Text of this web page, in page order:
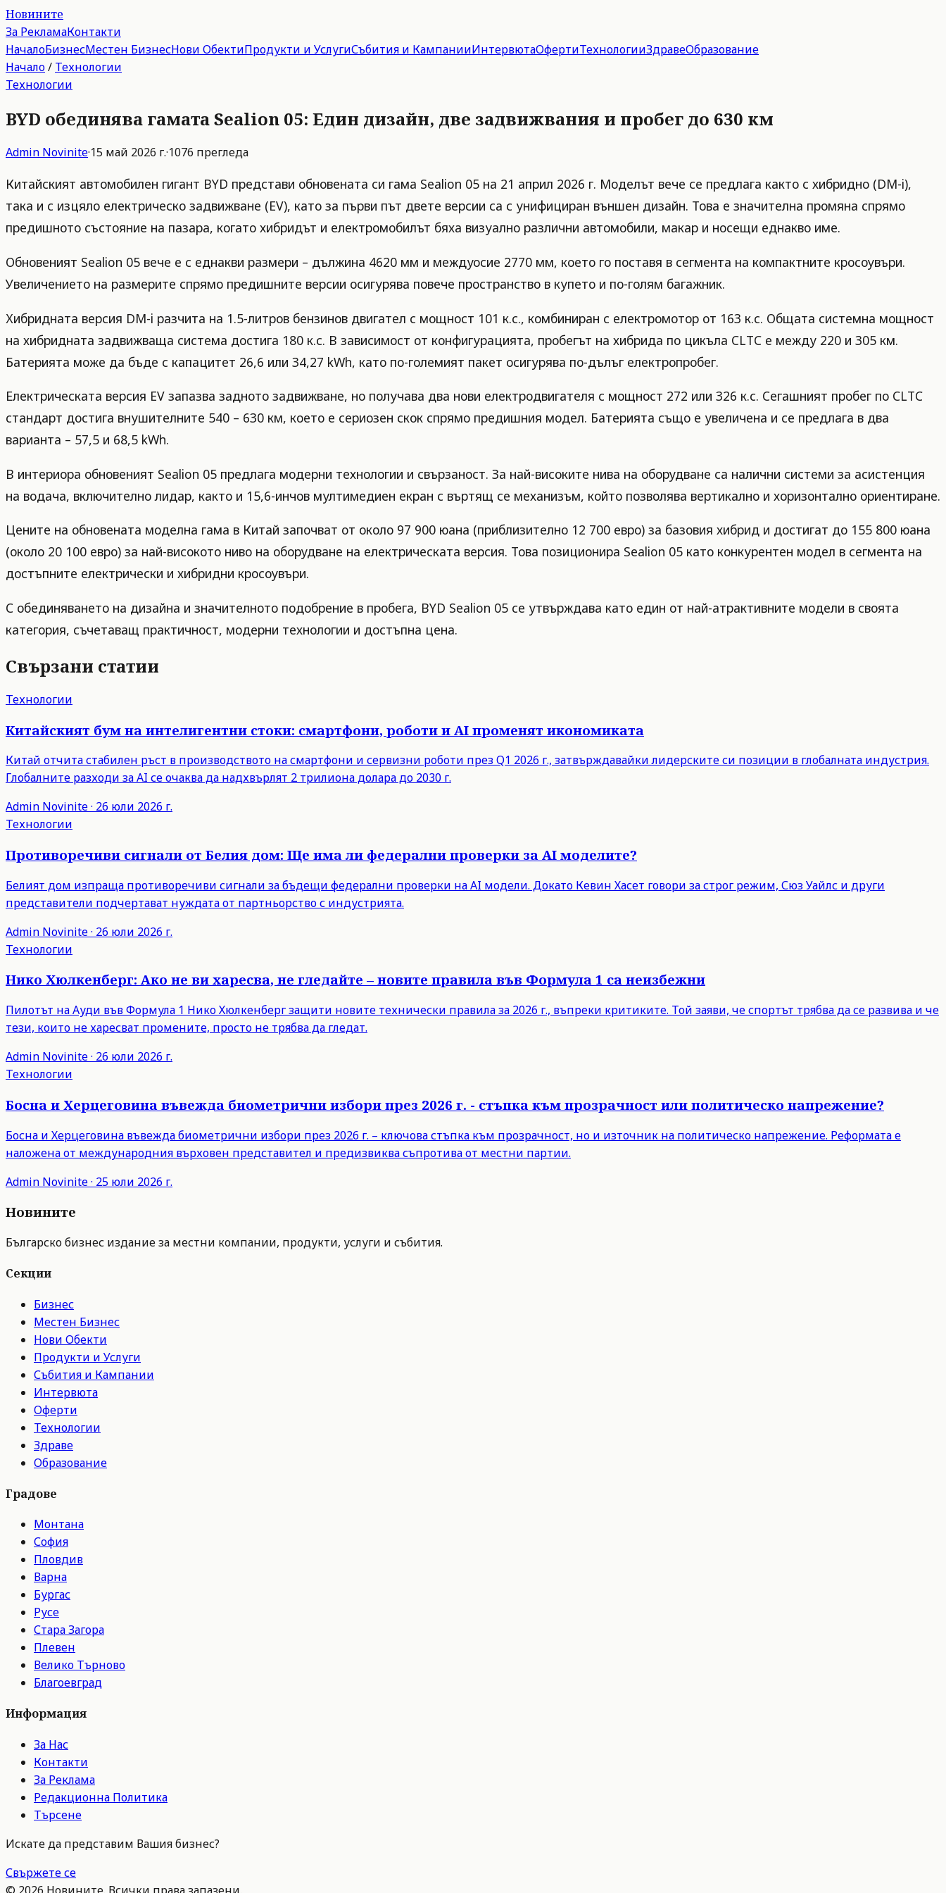
Новините
За РекламаКонтакти
НачалоБизнесМестен БизнесНови ОбектиПродукти и УслугиСъбития и КампанииИнтервютаОфертиТехнологииЗдравеОбразование
Начало/ Технологии
Технологии
BYD обединява гамата Sealion 05: Един дизайн, две задвижвания и пробег до 630 км
Admin Novinite·15 май 2026 г.·1076 прегледа
Китайският автомобилен гигант BYD представи обновената си гама Sealion 05 на 21 април 2026 г. Моделът вече се предлага както с хибридно (DM-i),
така и с изцяло електрическо задвижване (EV), като за първи път двете версии са с унифициран външен дизайн. Това е значителна промяна спрямо
предишното състояние на пазара, когато хибридът и електромобилът бяха визуално различни автомобили, макар и носещи еднакво име.
Обновеният Sealion 05 вече е с еднакви размери – дължина 4620 мм и междуосие 2770 мм, което го поставя в сегмента на компактните кросоувъри.
Увеличението на размерите спрямо предишните версии осигурява повече пространство в купето и по-голям багажник.
Хибридната версия DM-i разчита на 1.5-литров бензинов двигател с мощност 101 к.с., комбиниран с електромотор от 163 к.с. Общата системна мощност
на хибридната задвижваща система достига 180 к.с. В зависимост от конфигурацията, пробегът на хибрида по цикъла CLTC е между 220 и 305 км.
Батерията може да бъде с капацитет 26,6 или 34,27 kWh, като по-големият пакет осигурява по-дълъг електропробег.
Електрическата версия EV запазва задното задвижване, но получава два нови електродвигателя с мощност 272 или 326 к.с. Сегашният пробег по CLTC
стандарт достига внушителните 540 – 630 км, което е сериозен скок спрямо предишния модел. Батерията също е увеличена и се предлага в два
варианта – 57,5 и 68,5 kWh.
В интериора обновеният Sealion 05 предлага модерни технологии и свързаност. За най-високите нива на оборудване са налични системи за асистенция
на водача, включително лидар, както и 15,6-инчов мултимедиен екран с въртящ се механизъм, който позволява вертикално и хоризонтално ориентиране.
Цените на обновената моделна гама в Китай започват от около 97 900 юана (приблизително 12 700 евро) за базовия хибрид и достигат до 155 800 юана
(около 20 100 евро) за най-високото ниво на оборудване на електрическата версия. Това позиционира Sealion 05 като конкурентен модел в сегмента на
достъпните електрически и хибридни кросоувъри.
С обединяването на дизайна и значителното подобрение в пробега, BYD Sealion 05 се утвърждава като един от най-атрактивните модели в своята
категория, съчетаващ практичност, модерни технологии и достъпна цена.
Свързани статии
Технологии
Китайският бум на интелигентни стоки: смартфони, роботи и AI променят икономиката
Китай отчита стабилен ръст в производството на смартфони и сервизни роботи през Q1 2026 г., затвърждавайки лидерските си позиции в глобалната индустрия.
Глобалните разходи за AI се очаква да надхвърлят 2 трилиона долара до 2030 г.
Admin Novinite· 26 юли 2026 г.
Технологии
Противоречиви сигнали от Белия дом: Ще има ли федерални проверки за AI моделите?
Белият дом изпраща противоречиви сигнали за бъдещи федерални проверки на AI модели. Докато Кевин Хасет говори за строг режим, Сюз Уайлс и други
представители подчертават нуждата от партньорство с индустрията.
Admin Novinite· 26 юли 2026 г.
Технологии
Нико Хюлкенберг: Ако не ви харесва, не гледайте – новите правила във Формула 1 са неизбежни
Пилотът на Ауди във Формула 1 Нико Хюлкенберг защити новите технически правила за 2026 г., въпреки критиките. Той заяви, че спортът трябва да се развива и че
тези, които не харесват промените, просто не трябва да гледат.
Admin Novinite· 26 юли 2026 г.
Технологии
Босна и Херцеговина въвежда биометрични избори през 2026 г. - стъпка към прозрачност или политическо напрежение?
Босна и Херцеговина въвежда биометрични избори през 2026 г. – ключова стъпка към прозрачност, но и източник на политическо напрежение. Реформата е
наложена от международния върховен представител и предизвиква съпротива от местни партии.
Admin Novinite· 25 юли 2026 г.
Новините
Българско бизнес издание за местни компании, продукти, услуги и събития.
Секции
Бизнес
Местен Бизнес
Нови Обекти
Продукти и Услуги
Събития и Кампании
Интервюта
Оферти
Технологии
Здраве
Образование
Градове
Монтана
София
Пловдив
Варна
Бургас
Русе
Стара Загора
Плевен
Велико Търново
Благоевград
Информация
За Нас
Контакти
За Реклама
Редакционна Политика
Търсене
Искате да представим Вашия бизнес?
Свържете се
© 2026 Новините. Всички права запазени.